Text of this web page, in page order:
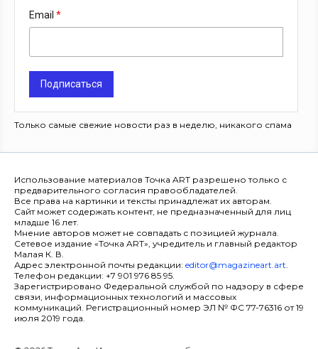
Email
Подписаться
Только самые свежие новости раз в неделю, никакого спама
Использование материалов Точка ART разрешено только с
предварительного согласия правообладателей.
Все права на картинки и тексты принадлежат их авторам.
Сайт может содержать контент, не предназначенный для лиц
младше 16 лет.
Мнение авторов может не совпадать с позицией журнала.
Сетевое издание «Точка ART», учредитель и главный редактор
Малая К. В.
Адрес электронной почты редакции: editor@magazineart.art.
Телефон редакции: +7 901 976 85 95.
Зарегистрировано Федеральной службой по надзору в сфере
связи, информационных технологий и массовых
коммуникаций. Регистрационный номер ЭЛ № ФС 77-76316 от 19
июля 2019 года.